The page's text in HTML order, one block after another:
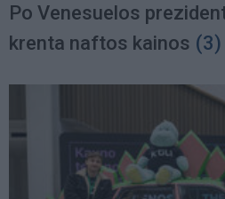
Po Venesuelos
krenta naftos kainos (3)